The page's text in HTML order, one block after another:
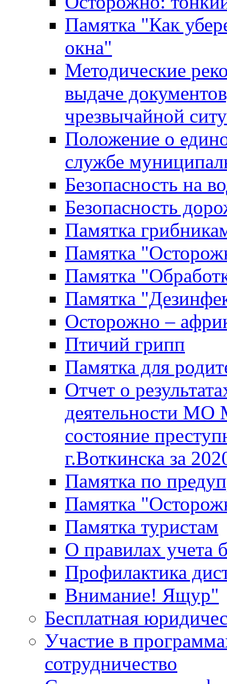
Памятка "Как
окна"
Методические
выдаче
чрезвычайной
Положение о
службе
Безопасность на
Безопасность
Памятка
Памятка
Памятка
Памятка
Осторожно –
Птичий грипп
Памятка для
Отчет о
деятельности МО
состояние
г.Воткинска за
Памятка по
Памятка
Памятка туристам
О правилах учета
Профилактика
Внимание! Ящур"
Бесплатная
Участие в
сотрудничество